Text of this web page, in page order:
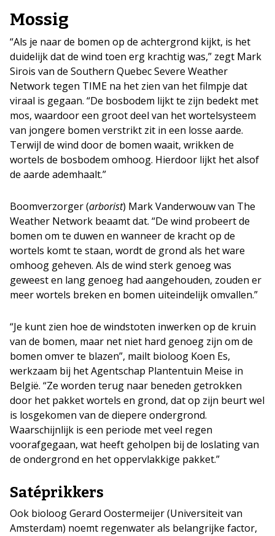
Mossig
“Als je naar de bomen op de achtergrond kijkt, is het
duidelijk dat de wind toen erg krachtig was,” zegt Mark
Sirois van de Southern Quebec Severe Weather
Network tegen TIME na het zien van het filmpje dat
viraal is gegaan. “De bosbodem lijkt te zijn bedekt met
mos, waardoor een groot deel van het wortelsysteem
van jongere bomen verstrikt zit in een losse aarde.
Terwijl de wind door de bomen waait, wrikken de
wortels de bosbodem omhoog. Hierdoor lijkt het alsof
de aarde ademhaalt.”
Boomverzorger (arborist) Mark Vanderwouw van The
Weather Network beaamt dat. “De wind probeert de
bomen om te duwen en wanneer de kracht op de
wortels komt te staan, wordt de grond als het ware
omhoog geheven. Als de wind sterk genoeg was
geweest en lang genoeg had aangehouden, zouden er
meer wortels breken en bomen uiteindelijk omvallen.”
“Je kunt zien hoe de windstoten inwerken op de kruin
van de bomen, maar net niet hard genoeg zijn om de
bomen omver te blazen”, mailt bioloog Koen Es,
werkzaam bij het Agentschap Plantentuin Meise in
België. “Ze worden terug naar beneden getrokken
door het pakket wortels en grond, dat op zijn beurt wel
is losgekomen van de diepere ondergrond.
Waarschijnlijk is een periode met veel regen
voorafgegaan, wat heeft geholpen bij de loslating van
de ondergrond en het oppervlakkige pakket.”
Satéprikkers
Ook bioloog Gerard Oostermeijer (Universiteit van
Amsterdam) noemt regenwater als belangrijke factor,